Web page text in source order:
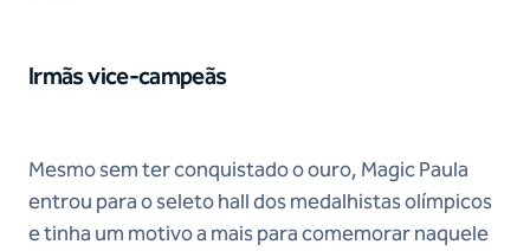
Irmãs vice-campeãs
Mesmo sem ter conquistado o ouro, Magic Paula
entrou para o seleto hall dos medalhistas olímpicos
e tinha um motivo a mais para comemorar naquele